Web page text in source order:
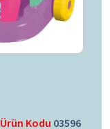
Ürün Kodu 03596